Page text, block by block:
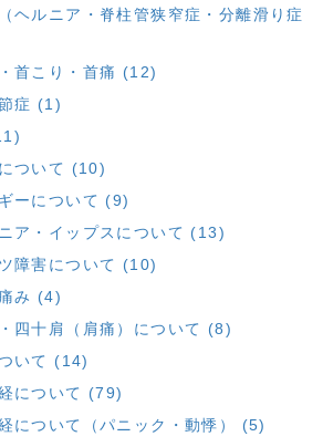
ヘルニア・脊柱管狭窄症・分離滑り症
首こり・首痛 (12)
症 (1)
ついて (10)
ーについて (9)
ア・イップスについて (13)
障害について (10)
み (4)
四十肩（肩痛）について (8)
いて (14)
について (79)
について（パニック・動悸） (5)